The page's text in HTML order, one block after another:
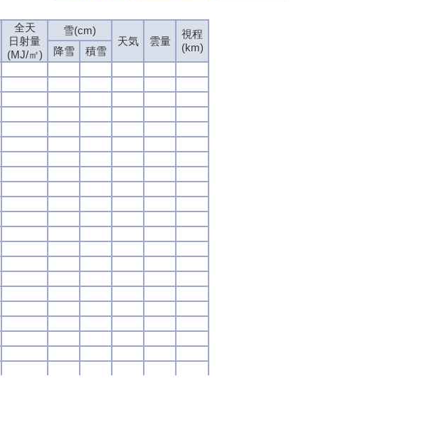
全天
日射量
(MJ/㎡)
雪(cm)
天気
雲量
視程
(km)
降雪
積雪
全天
日射量
(MJ/㎡)
雪(cm)
天気
雲量
視程
(km)
降雪
積雪
全天
日射量
(MJ/㎡)
雪(cm)
天気
雲量
視程
(km)
降雪
積雪
全天
日射量
(MJ/㎡)
雪(cm)
天気
雲量
視程
(km)
降雪
積雪